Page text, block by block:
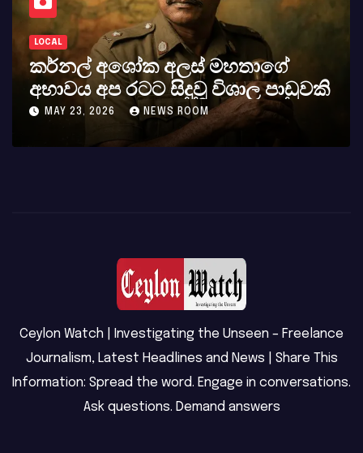
LOCAL
කර්නල් අශෝක අලස් මහතාගේ
අභාවය අප රටට සිදුවූ විශාල පාඩුවකි
MAY 23, 2026 NEWS ROOM
Ceylon Watch | Investigating the Unseen – Freelance
Journalism, Latest Headlines and News | Share This
Information: Spread the word. Engage in conversations.
Ask questions. Demand answers